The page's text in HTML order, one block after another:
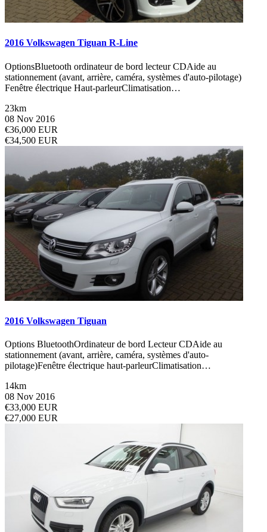
2016 Volkswagen Tiguan R-Line
OptionsBluetooth ordinateur de bord lecteur CDAide au
stationnement (avant, arrière, caméra, systèmes d'auto-pilotage)
Fenêtre électrique Haut-parleurClimatisation…
23km
08 Nov 2016
€36,000 EUR
€34,500 EUR
2016 Volkswagen Tiguan
Options BluetoothOrdinateur de bord Lecteur CDAide au
stationnement (avant, arrière, caméra, systèmes d'auto-
pilotage)Fenêtre électrique haut-parleurClimatisation…
14km
08 Nov 2016
€33,000 EUR
€27,000 EUR